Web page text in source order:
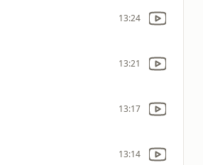
13:24
13:21
13:17
13:14